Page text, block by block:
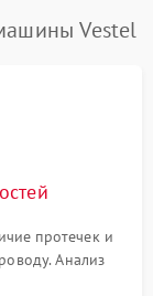
Vestel
протечек и
Анализ